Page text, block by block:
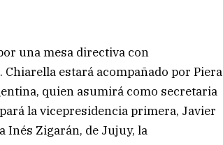
una mesa directiva con
estará acompañado por Piera
quien asumirá como secretaria
la vicepresidencia primera, Javier
Inés Zigarán, de Jujuy, la